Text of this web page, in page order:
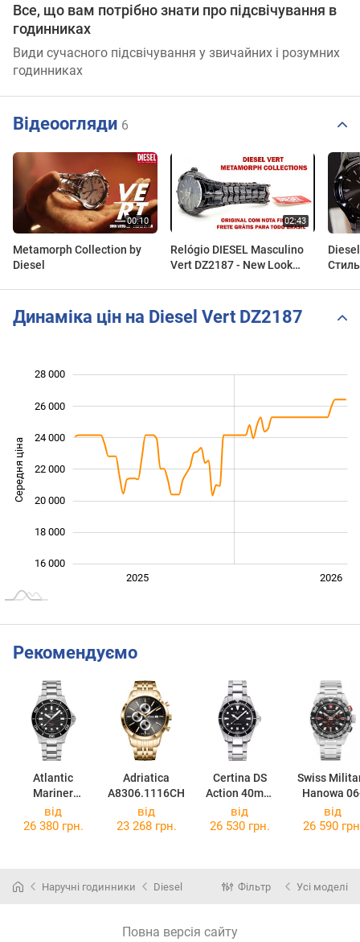
Все, що вам потрібно знати про підсвічування в
годинниках
Види сучасного підсвічування у звичайних і розумних
годинниках
Відеоогляди 6
Metamorph Collection by
Diesel
Relógio DIESEL Masculino
Vert DZ2187 - New Look
Динаміка цін на Diesel Vert DZ2187
Середня ціна 16 000
16 000
18 000
20 000
22 000
24 000
26 000
28 000
2026
2025
Рекомендуємо
Atlantic
Mariner
81376.41.69
Adriatica
A8306.1116CH
Certina DS
Action 40mm
C048.410.11.0
51.00
Swiss
Hanowa
від
26 380 грн.
від
23 268 грн.
від
26 530 грн.
від
26 590
Наручні годинники Diesel Фільтр Усі моделі
Повна версія сайту